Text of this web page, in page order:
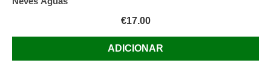
€17.00
ADICIONAR